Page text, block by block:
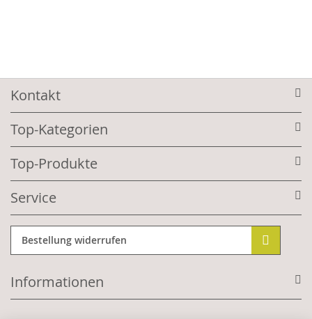
Kontakt
Top-Kategorien
Top-Produkte
Service
Bestellung widerrufen
Informationen